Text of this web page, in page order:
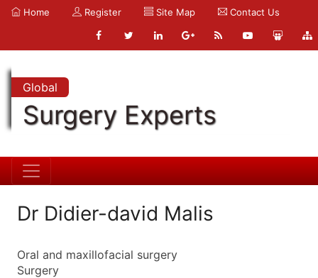
Home Register Site Map Contact Us
Global
Surgery Experts
Dr Didier-david Malis
Oral and maxillofacial surgery
Surgery